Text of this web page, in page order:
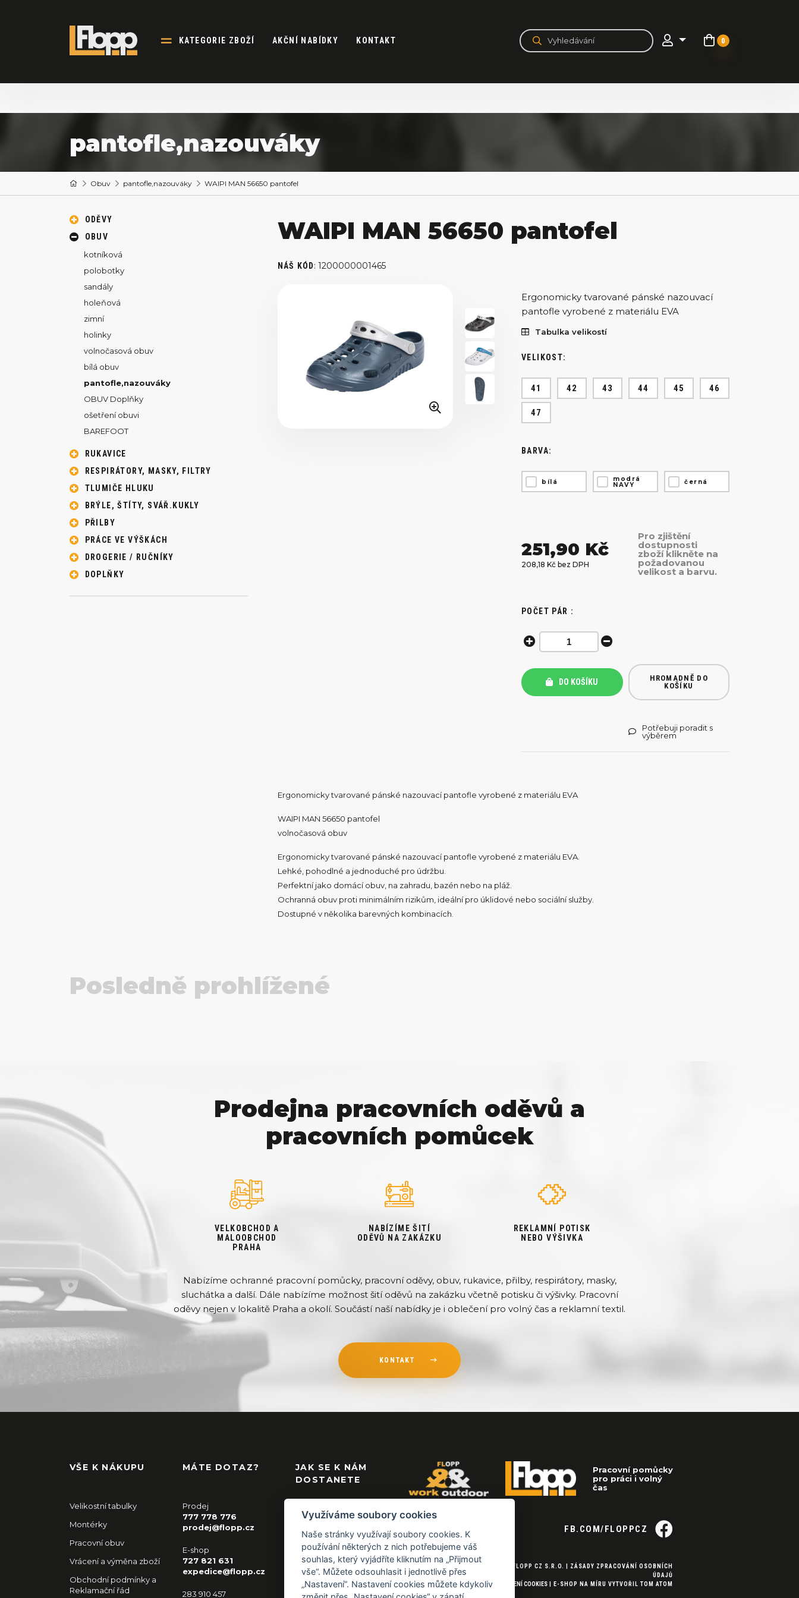
KATEGORIE ZBOŽÍ AKČNÍ NABÍDKY KONTAKT 0
pantofle,nazouváky
Obuv pantofle,nazouváky WAIPI MAN 56650 pantofel
ODĚVY
OBUV
kotníková
polobotky
sandály
holeňová
zimní
holinky
volnočasová obuv
bílá obuv
pantofle,nazouváky
OBUV Doplňky
ošetření obuvi
BAREFOOT
RUKAVICE
RESPIRÁTORY, MASKY, FILTRY
TLUMIČE HLUKU
BRÝLE, ŠTÍTY, SVÁŘ.KUKLY
PŘILBY
PRÁCE VE VÝŠKÁCH
DROGERIE / RUČNÍKY
DOPLŇKY
WAIPI MAN 56650 pantofel
NÁŠ KÓD:1200000001465
Ergonomicky tvarované pánské nazouvací
pantofle vyrobené z materiálu EVA
Tabulka velikostí
VELIKOST:
41 42 43 44 45 46
47
BARVA:
bílá modrá
NAVY černá
251,90 Kč
208,18 Kč bez DPH
Pro zjištění
dostupnosti
zboží klikněte na
požadovanou
velikost a barvu.
POČET PÁR :
DO KOŠÍKU
HROMADNĚ DO
KOŠÍKU
Potřebuji poradit s
výběrem
Ergonomicky tvarované pánské nazouvací pantofle vyrobené z materiálu EVA
WAIPI MAN 56650 pantofel
volnočasová obuv
Ergonomicky tvarované pánské nazouvací pantofle vyrobené z materiálu EVA.
Lehké, pohodlné a jednoduché pro údržbu.
Perfektní jako domácí obuv, na zahradu, bazén nebo na pláž.
Ochranná obuv proti minimálním rizikům, ideální pro úklidové nebo sociální služby.
Dostupné v několika barevných kombinacích.
Posledně prohlížené
Prodejna pracovních oděvů a
pracovních pomůcek
VELKOBCHOD A
MALOOBCHOD
PRAHA
NABÍZÍME ŠITÍ
ODĚVŮ NA ZAKÁZKU
REKLAMNÍ POTISK
NEBO VÝŠIVKA
Nabízíme ochranné pracovní pomůcky, pracovní oděvy, obuv, rukavice, přilby, respirátory, masky,
sluchátka a další. Dále nabízíme možnost šití oděvů na zakázku včetně potisku či výšivky. Pracovní
oděvy nejen v lokalitě Praha a okolí. Součástí naší nabídky je i oblečení pro volný čas a reklamní textil.
KONTAKT
VŠE K NÁKUPU
Velikostní tabulky
Montérky
Pracovní obuv
Vrácení a výměna zboží
Obchodní podmínky a
Reklamační řád
MÁTE DOTAZ?
Prodej
777 778 776
prodej@flopp.cz
E-shop
727 821 631
expedice@flopp.cz
283 910 457
JAK SE K NÁM
DOSTANETE
Pracovní pomůcky
pro práci i volný
čas
FB.COM/FLOPPCZ
© 2026 FLOPP CZ S.R.O. | ZÁSADY ZPRACOVÁNÍ OSOBNÍCH
ÚDAJŮ
NASTAVENÍ COOKIES
E-SHOP NA MÍRU VYTVOŘIL TOM ATOM
Využíváme soubory cookies
Naše stránky využívají soubory cookies. K
používání některých z nich potřebujeme váš
souhlas, který vyjádříte kliknutím na „Přijmout
vše“. Můžete odsouhlasit i jednotlivě přes
„Nastavení“. Nastavení cookies můžete kdykoliv